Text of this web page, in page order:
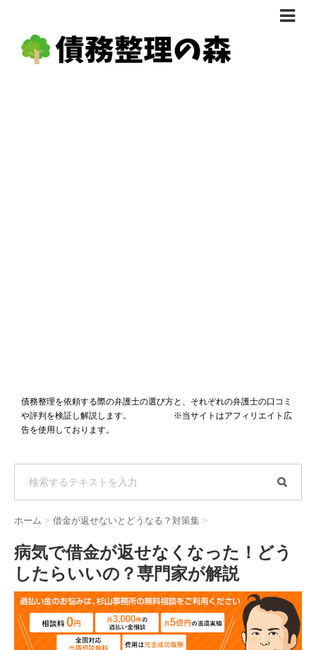
債務整理体験談
債務整理を依頼する際の弁護士の選び方と、それぞれの弁護士の口コミ
や評判を検証し解説します。 ※当サイトはアフィリエイト広
告を使用しております。
ホーム > 借金が返せないとどうなる？対策集 >
病気で借金が返せなくなった！どう
したらいいの？専門家が解説